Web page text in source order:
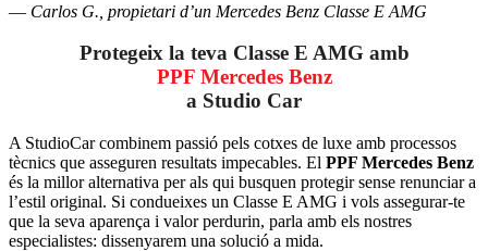
— Carlos G., propietari d’un Mercedes Benz Classe E AMG
Protegeix la teva Classe E AMG amb
PPF Mercedes Benz
a Studio Car
A StudioCar combinem passió pels cotxes de luxe amb processos
tècnics que asseguren resultats impecables. El PPF Mercedes Benz
és la millor alternativa per als qui busquen protegir sense renunciar a
l’estil original. Si condueixes un Classe E AMG i vols assegurar-te
que la seva aparença i valor perdurin, parla amb els nostres
especialistes: dissenyarem una solució a mida.